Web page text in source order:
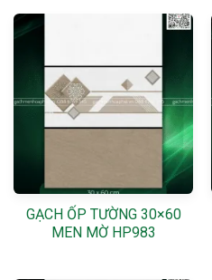
GẠCH ỐP TƯỜNG 30×60
MEN MỜ HP983